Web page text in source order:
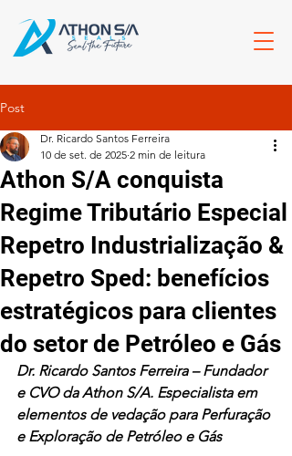
Post
Athon S/A conquista
Regime Tributário Especial
Repetro Industrialização &
Repetro Sped: benefícios
estratégicos para clientes
do setor de Petróleo e Gás
Dr. Ricardo Santos Ferreira
10 de set. de 2025 2 min de leitura
Dr. Ricardo Santos Ferreira – Fundador
e CVO da Athon S/A. Especialista em
elementos de vedação para Perfuração
e Exploração de Petróleo e Gás